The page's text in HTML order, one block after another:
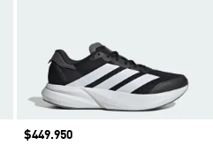
Precio
$449.950